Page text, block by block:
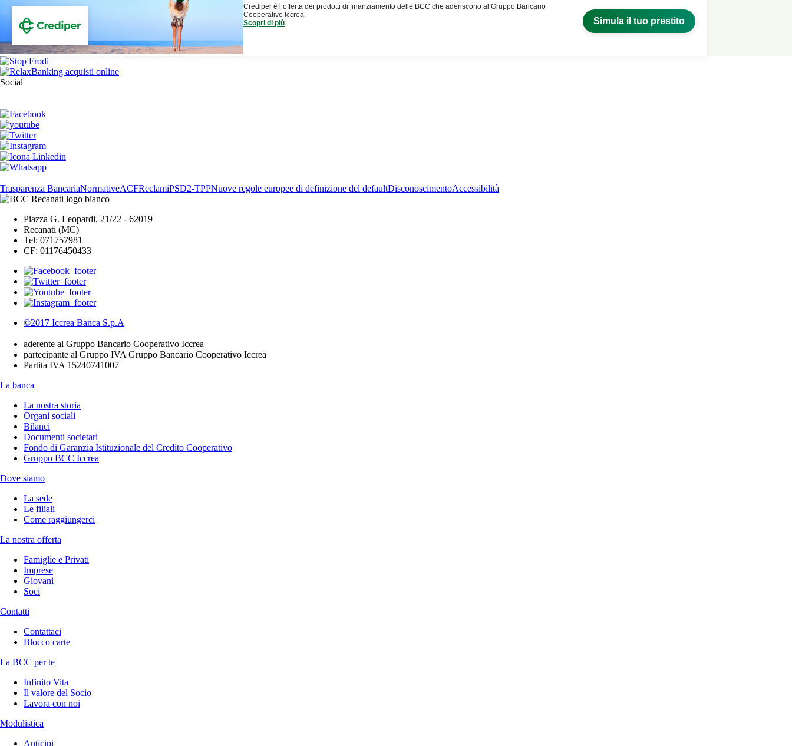
Social
Trasparenza BancariaNormativeACFReclamiPSD2-TPPNuove regole europee di definizione del defaultDisconoscimentoAccessibilità
Piazza G. Leopardi, 21/22 - 62019
Recanati (MC)
Tel: 071757981
CF: 01176450433
©2017 Iccrea Banca S.p.A
aderente al Gruppo Bancario Cooperativo Iccrea
partecipante al Gruppo IVA Gruppo Bancario Cooperativo Iccrea
Partita IVA 15240741007
La banca
La nostra storia
Organi sociali
Bilanci
Documenti societari
Fondo di Garanzia Istituzionale del Credito Cooperativo
Gruppo BCC Iccrea
Dove siamo
La sede
Le filiali
Come raggiungerci
La nostra offerta
Famiglie e Privati
Imprese
Giovani
Soci
Contatti
Contattaci
Blocco carte
La BCC per te
Infinito Vita
Il valore del Socio
Lavora con noi
Modulistica
Anticipi